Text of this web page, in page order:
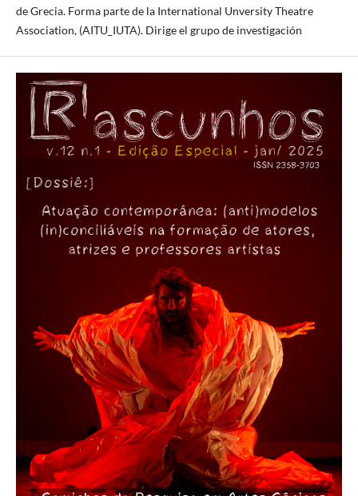
de Grecia. Forma parte de la International Unversity Theatre
Association, (AITU_IUTA). Dirige el grupo de investigación